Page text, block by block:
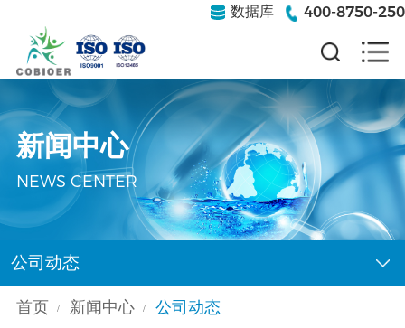
数据库 400-8750-250
新闻中心
NEWS CENTER
公司动态
首页 / 新闻中心 / 公司动态